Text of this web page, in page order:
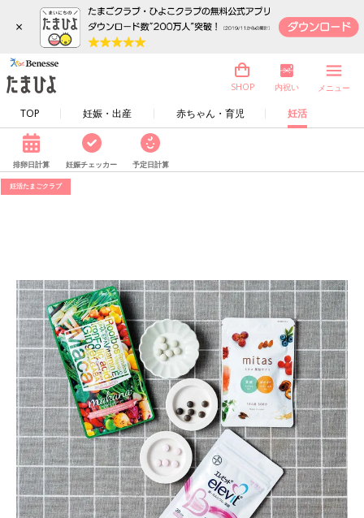
×
TOP 妊娠・出産 赤ちゃん・育児 妊活
SHOP 内祝い メニュー
排卵日計算 妊娠チェッカー 予定日計算
妊活たまごクラブ